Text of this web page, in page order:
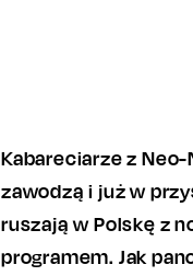
Kabareciarze z
zawodzą i już w
ruszają w Polskę z
programem. Jak